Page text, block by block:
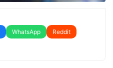
WhatsApp
Reddit